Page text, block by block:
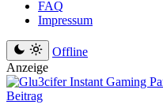
FAQ
Impressum
Offline
Anzeige
Beitrag